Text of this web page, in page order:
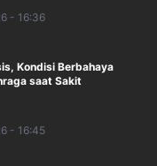
- 16:36
Kondisi Berbahaya
saat Sakit
- 16:45